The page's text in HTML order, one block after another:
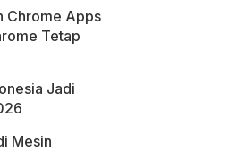
Chrome Apps
Tetap
Jadi
Mesin